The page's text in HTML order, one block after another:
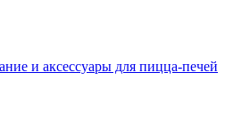
и аксессуары для пицца-печей